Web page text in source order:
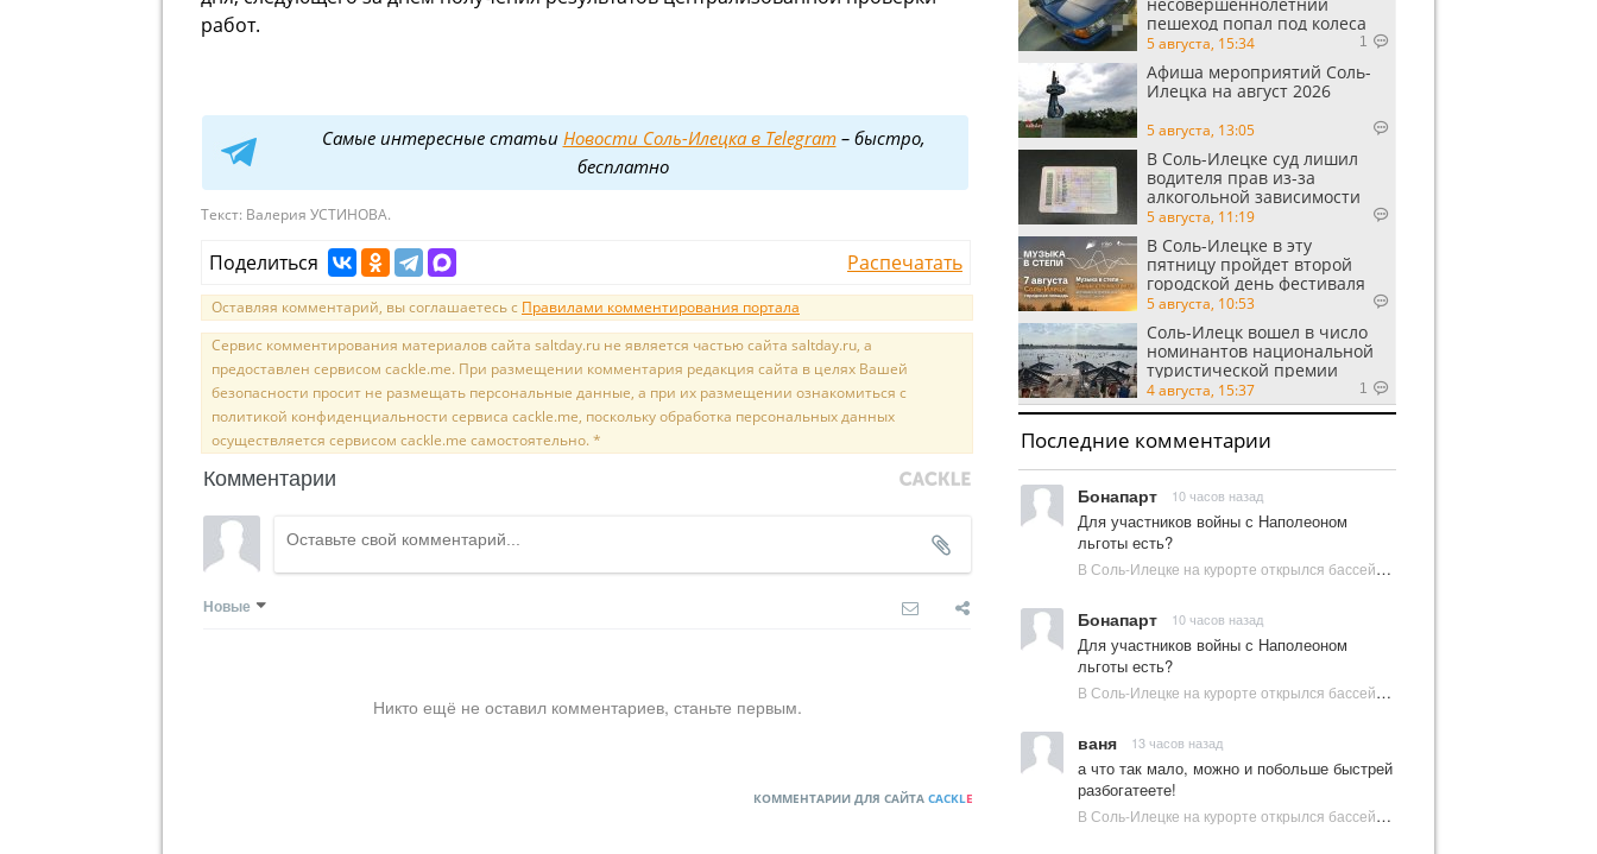
работ.
Самые интересные статьи Новости Соль-Илецка в Telegram– быстро,
бесплатно
Текст: Валерия УСТИНОВА.
Поделиться Распечатать
Оставляя комментарий, вы соглашаетесь с Правилами комментирования портала
Сервис комментирования материалов сайта saltday.ru не является частью сайта saltday.ru, а
предоставлен сервисом cackle.me. При размещении комментария редакция сайта в целях Вашей
безопасности просит не размещать персональные данные, а при их размещении ознакомиться с
политикой конфиденциальности сервиса cackle.me, поскольку обработка персональных данных
осуществляется сервисом cackle.me самостоятельно. *
Комментарии
Новые
Никто ещё не оставил комментариев, станьте первым.
КОММЕНТАРИИ ДЛЯ САЙТА CACKLE
пешеход попал под колеса
автомобиля
5 августа, 15:34 1
Афиша мероприятий Соль-
Илецка на август 2026
5 августа, 13:05
В Соль-Илецке суд лишил
водителя прав из-за
алкогольной зависимости
5 августа, 11:19
В Соль-Илецке в эту
пятницу пройдет второй
городской день фестиваля
«Музыка в степи»
5 августа, 10:53
Соль-Илецк вошел в число
номинантов национальной
туристической премии
Russian Traveler Awards
4 августа, 15:37 1
Последние комментарии
Бонапарт 10 часов назад
Для участников войны с Наполеоном
льготы есть?
В Соль-Илецке на курорте открылся бассейн с пресной водой | Новости Соль-Илецка
Бонапарт 10 часов назад
Для участников войны с Наполеоном
льготы есть?
В Соль-Илецке на курорте открылся бассейн с пресной водой | Новости Соль-Илецка
ваня 13 часов назад
а что так мало, можно и побольше быстрей
разбогатеете!
В Соль-Илецке на курорте открылся бассейн с пресной водой | Новости Соль-Илецка